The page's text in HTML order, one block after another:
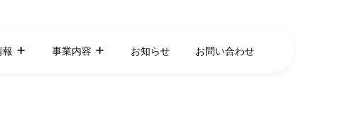
事業内容 お知らせ お問い合わせ